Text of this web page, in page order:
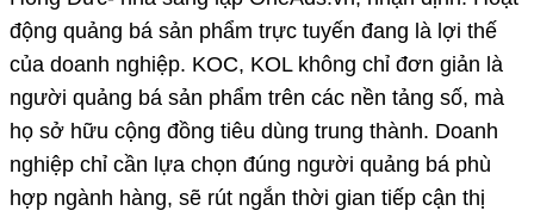
động quảng bá sản phẩm trực tuyến đang là lợi thế
của doanh nghiệp. KOC, KOL không chỉ đơn giản là
người quảng bá sản phẩm trên các nền tảng số, mà
họ sở hữu cộng đồng tiêu dùng trung thành. Doanh
nghiệp chỉ cần lựa chọn đúng người quảng bá phù
hợp ngành hàng, sẽ rút ngắn thời gian tiếp cận thị